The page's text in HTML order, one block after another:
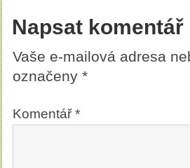
Napsat komentář
Vaše e-mailová adresa
označeny *
Komentář*